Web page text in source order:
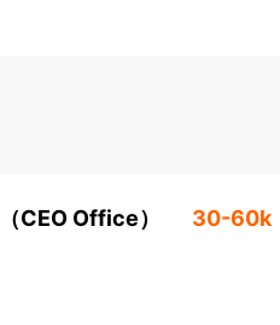
备、消费零售、军工航天及政府事
CEO Office） 30-60k